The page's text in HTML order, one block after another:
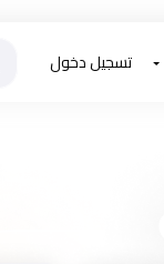
تسجيل دخول